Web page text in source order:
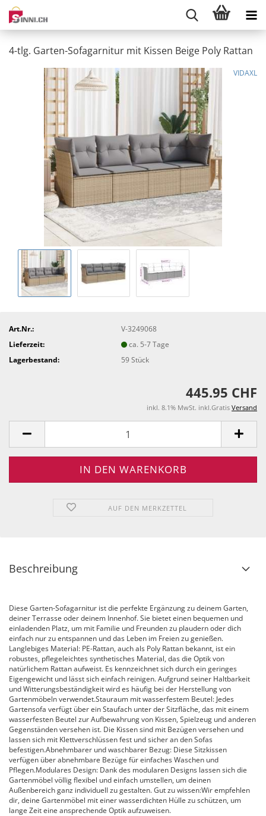
4-tlg. Garten-Sofagarnitur mit Kissen Beige Poly Rattan
VIDAXL
Art.Nr.:
V-3249068
Lieferzeit:
ca. 5-7 Tage
Lagerbestand:
59Stück
445.95 CHF
inkl. 8.1% MwSt. inkl.Gratis Versand
AUF DEN MERKZETTEL
Beschreibung
Diese Garten-Sofagarnitur ist die perfekte Ergänzung zu deinem Garten,
deiner Terrasse oder deinem Innenhof. Sie bietet einen bequemen und
einladenden Platz, um mit Familie und Freunden zu plaudern oder dich
einfach nur zu entspannen und das Leben im Freien zu genießen.
Langlebiges Material: PE-Rattan, auch als Poly Rattan bekannt, ist ein
robustes, pflegeleichtes synthetisches Material, das die Optik von
natürlichem Rattan aufweist. Es kennzeichnet sich durch ein geringes
Eigengewicht und lässt sich einfach reinigen. Aufgrund seiner Haltbarkeit
und Witterungsbeständigkeit wird es häufig bei der Herstellung von
Gartenmöbeln verwendet.Stauraum mit wasserfestem Beutel: Jedes
Gartensofa verfügt über ein Staufach unter der Sitzfläche, das mit einem
wasserfesten Beutel zur Aufbewahrung von Kissen, Spielzeug und anderen
Gegenständen versehen ist. Die Kissen sind mit Bezügen versehen und
lassen sich mit Klettverschlüssen fest und sicher an den Sofas
befestigen.Abnehmbarer und waschbarer Bezug: Diese Sitzkissen
verfügen über abnehmbare Bezüge für einfaches Waschen und
Pflegen.Modulares Design: Dank des modularen Designs lassen sich die
Gartenmöbel völlig flexibel und einfach umstellen, um deinen
Außenbereich ganz individuell zu gestalten. Gut zu wissen:Wir empfehlen
dir, deine Gartenmöbel mit einer wasserdichten Hülle zu schützen, um
lange Zeit eine ansprechende Optik aufzuweisen.